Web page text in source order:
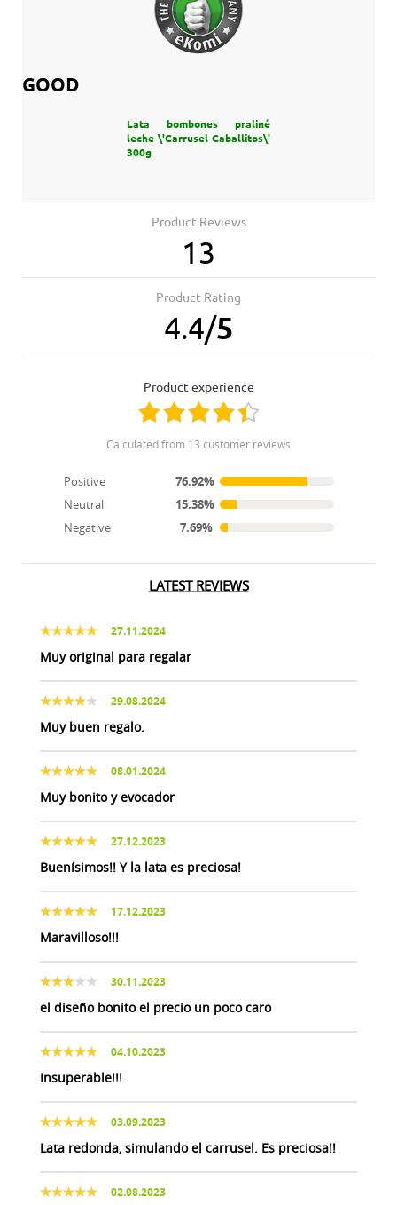
GOOD
Lata bombones praliné
leche \'Carrusel Caballitos\'
300g
Product Reviews
13
Product Rating
4.4/5
product experience
calculated from 13 customer reviews
Positive
76.92%
Neutral
15.38%
Negative
7.69%
LATEST REVIEWS
27.11.2024
Muy original para regalar
29.08.2024
Muy buen regalo.
08.01.2024
Muy bonito y evocador
27.12.2023
Buenísimos!! Y la lata es preciosa!
17.12.2023
Maravilloso!!!
30.11.2023
el diseño bonito el precio un poco caro
04.10.2023
Insuperable!!!
03.09.2023
Lata redonda, simulando el carrusel. Es preciosa!!
02.08.2023